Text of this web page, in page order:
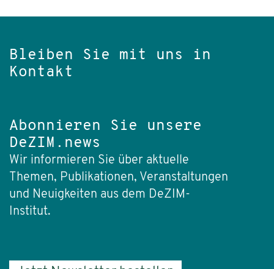
Bleiben Sie mit uns in
Kontakt
Abonnieren Sie unsere
DeZIM.news
Wir informieren Sie über aktuelle
Themen, Publikationen, Veranstaltungen
und Neuigkeiten aus dem DeZIM-
Institut.